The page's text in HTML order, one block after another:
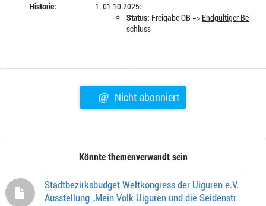
Historie:
01.10.2025:
Status: Freigabe OB=> Endgültiger Be
schluss
@ Nicht abonniert
Könnte themenverwandt sein
Stadtbezirksbudget Weltkongress der Uiguren e.V.
Ausstellung „Mein Volk Uiguren und die Seidenstr